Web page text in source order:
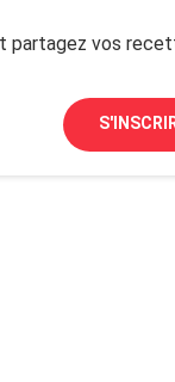
partagez vos